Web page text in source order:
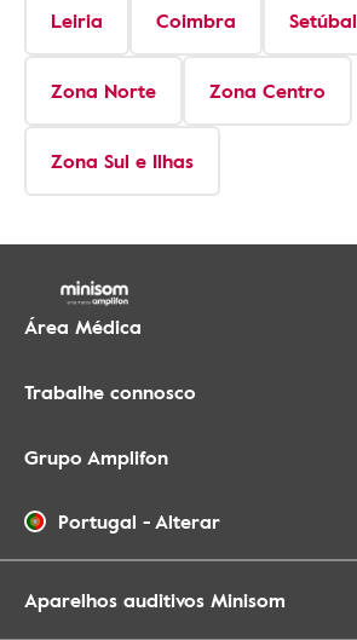
Leiria Coimbra Setúbal
Zona Norte Zona Centro
Zona Sul e Ilhas
Área Médica
Trabalhe connosco
Grupo Amplifon
Portugal -Alterar
Aparelhos auditivos Minisom